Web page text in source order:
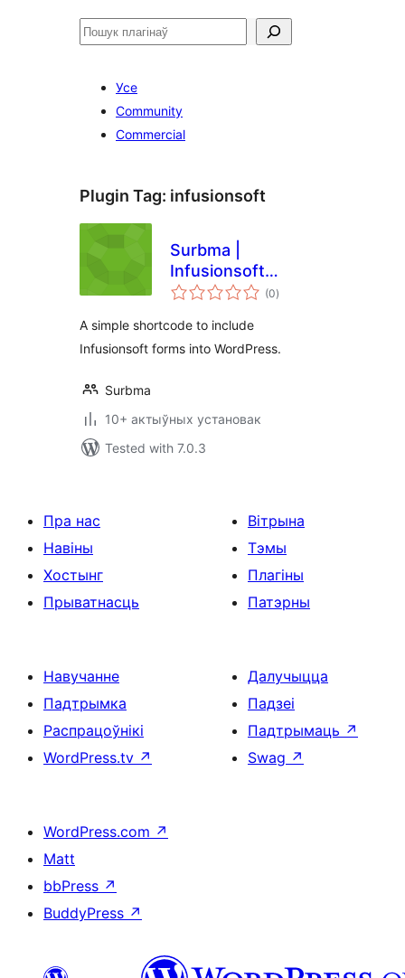
Пошук
Усе
Community
Commercial
Plugin Tag: infusionsoft
Surbma |
Infusionsoft
Shortcode
(0total
ratings
)
A simple shortcode to include
Infusionsoft forms into WordPress.
Surbma
10+ актыўных установак
Tested with 7.0.3
Пра нас
Навіны
Хостынг
Прыватнасць
Вітрына
Тэмы
Плагіны
Патэрны
Навучанне
Падтрымка
Распрацоўнікі
WordPress.tv ↗
Далучыцца
Падзеі
Падтрымаць ↗
Swag ↗
WordPress.com ↗
Matt
bbPress ↗
BuddyPress ↗